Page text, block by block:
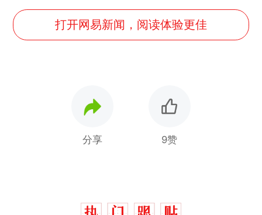
打开网易新闻，阅读体验更佳
分享 9赞